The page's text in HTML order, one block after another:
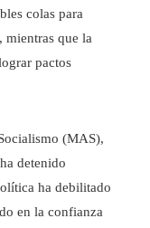
colas para
mientras que la
pactos
(MAS),
detenido
ha debilitado
en la confianza